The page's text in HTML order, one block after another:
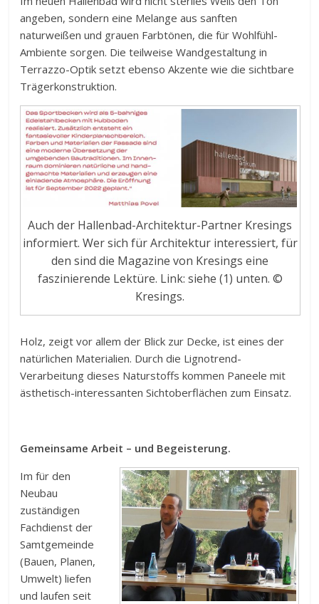
angeben, sondern eine Melange aus sanften
naturweißen und grauen Farbtönen, die für Wohlfühl-
Ambiente sorgen. Die teilweise Wandgestaltung in
Terrazzo-Optik setzt ebenso Akzente wie die sichtbare
Trägerkonstruktion.
Auch der Hallenbad-Architektur-Partner Kresings
informiert. Wer sich für Architektur interessiert, für
den sind die Magazine von Kresings eine
faszinierende Lektüre. Link: siehe (1) unten. ©
Kresings.
Holz, zeigt vor allem der Blick zur Decke, ist eines der
natürlichen Materialien. Durch die Lignotrend-
Verarbeitung dieses Naturstoffs kommen Paneele mit
ästhetisch-interessanten Sichtoberflächen zum Einsatz.
Gemeinsame Arbeit – und Begeisterung.
Im für den
Neubau
zuständigen
Fachdienst der
Samtgemeinde
(Bauen, Planen,
Umwelt) liefen
und laufen seit